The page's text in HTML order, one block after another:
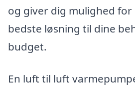
og giver dig mulighed
bedste løsning til dine
budget.
En luft til luft